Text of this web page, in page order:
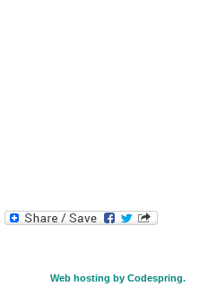
Web hosting by Codespring.